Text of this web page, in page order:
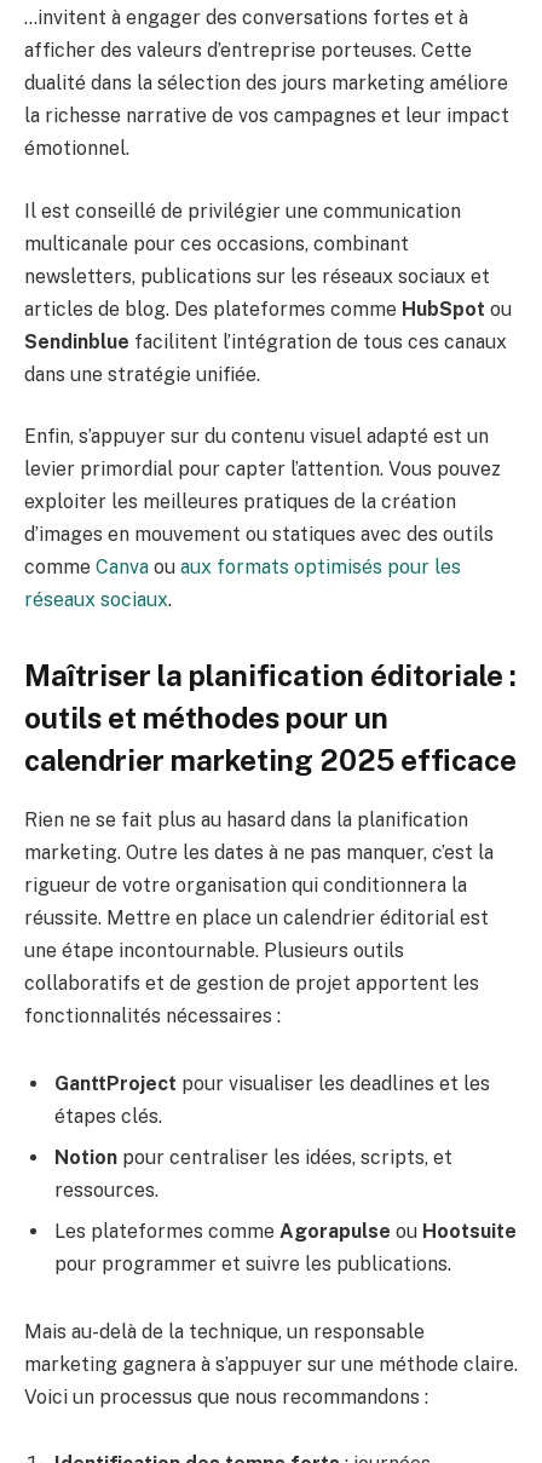
…invitent à engager des conversations fortes et à
afficher des valeurs d’entreprise porteuses. Cette
dualité dans la sélection des jours marketing améliore
la richesse narrative de vos campagnes et leur impact
émotionnel.
Il est conseillé de privilégier une communication
multicanale pour ces occasions, combinant
newsletters, publications sur les réseaux sociaux et
articles de blog. Des plateformes comme HubSpot ou
Sendinblue facilitent l’intégration de tous ces canaux
dans une stratégie unifiée.
Enfin, s’appuyer sur du contenu visuel adapté est un
levier primordial pour capter l’attention. Vous pouvez
exploiter les meilleures pratiques de la création
d’images en mouvement ou statiques avec des outils
comme Canva ou aux formats optimisés pour les
réseaux sociaux.
Maîtriser la planification éditoriale :
outils et méthodes pour un
calendrier marketing 2025 efficace
Rien ne se fait plus au hasard dans la planification
marketing. Outre les dates à ne pas manquer, c’est la
rigueur de votre organisation qui conditionnera la
réussite. Mettre en place un calendrier éditorial est
une étape incontournable. Plusieurs outils
collaboratifs et de gestion de projet apportent les
fonctionnalités nécessaires :
GanttProject pour visualiser les deadlines et les
étapes clés.
Notion pour centraliser les idées, scripts, et
ressources.
Les plateformes comme Agorapulse ou Hootsuite
pour programmer et suivre les publications.
Mais au-delà de la technique, un responsable
marketing gagnera à s’appuyer sur une méthode claire.
Voici un processus que nous recommandons :